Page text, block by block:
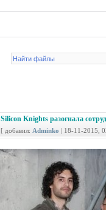
Silicon Knights разогнала
[ добавил: Adminko | 18-11-2015,